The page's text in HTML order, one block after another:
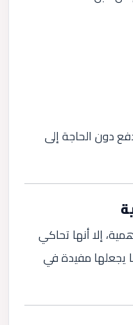
دون الحاجة إلى
إلا أنها تحاكي
يجعلها مفيدة في